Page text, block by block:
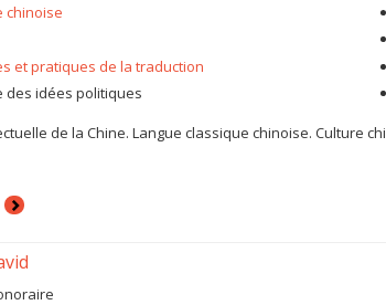
vers les hauts-lieux des la civilisation chinoise
etc.) me permettent de suivre, voire de contribuer
chinoise
et pratiques de la traduction
des idées politiques
de la Chine. Langue classique chinoise. Culture